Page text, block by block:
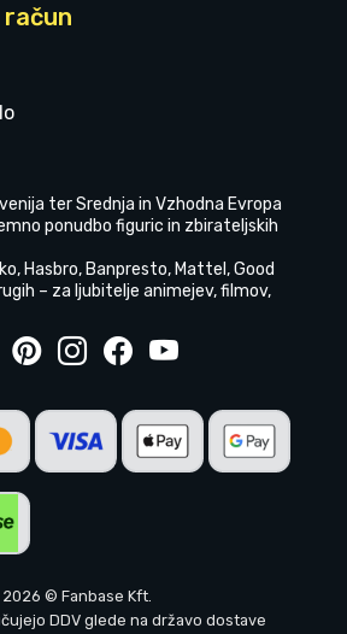
račun
ter Srednja in Vzhodna Evropa
ponudbo figuric in zbirateljskih
Hasbro, Banpresto, Mattel, Good
– za ljubitelje animejev, filmov,
2026 © Fanbase Kft.
DDV glede na državo dostave